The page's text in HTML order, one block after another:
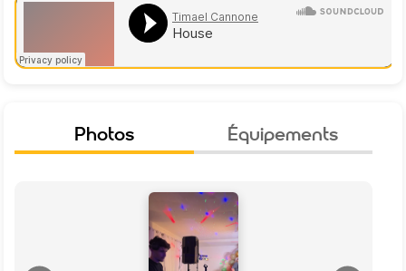
Photos Équipements